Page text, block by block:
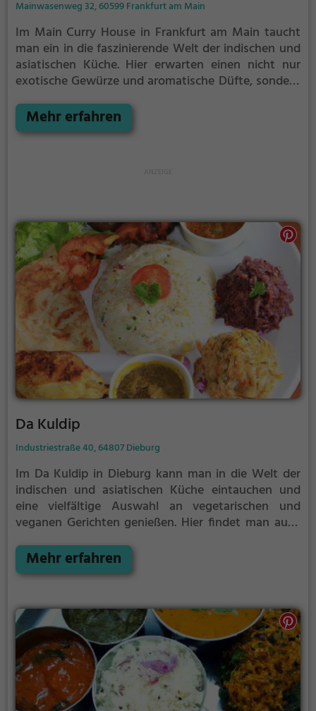
Mainwasenweg 32, 60599 Frankfurt am Main
Im Main Curry House in Frankfurt am Main taucht
man ein in die faszinierende Welt der indischen und
asiatischen Küche. Hier erwarten einen nicht nur
exotische Gewürze und aromatische Düfte, sondern
Gerichten. Ob man gesundheitsbewusst genießen
möchte oder einfach nur die Köstlichkeiten der
eine kulinarische Reise nach Indien oder Asien hat,
sollte man unbedingt das Main Curry House
besuchen.
Mehr erfahren
Da Kuldip
Industriestraße 40, 64807 Dieburg
Im Da Kuldip in Dieburg kann man in die Welt der
indischen und asiatischen Küche eintauchen und
eine vielfältige Auswahl an vegetarischen und
veganen Gerichten genießen. Hier findet man auch
Gerichten sowie gesunden Optionen. Das
Restaurant bietet zudem eine große Auswahl an
passende kulinarische Erlebnis.
Mehr erfahren